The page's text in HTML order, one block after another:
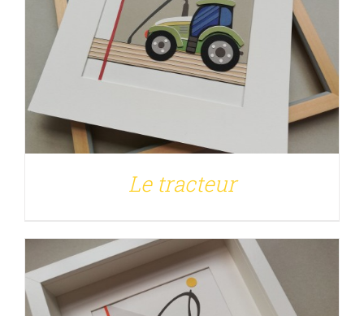
Le tracteur